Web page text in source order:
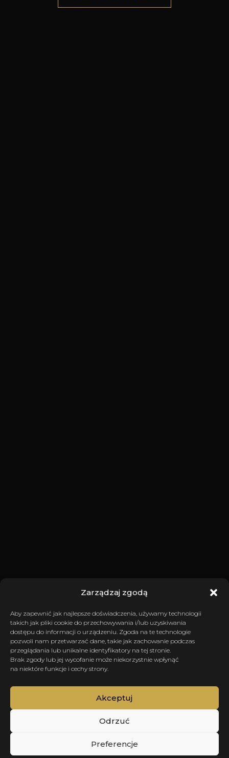
Zarządzaj zgodą
Aby zapewnić jak najlepsze doświadczenia, używamy technologii
takich jak pliki cookie do przechowywania i/lub uzyskiwania
dostępu do informacji o urządzeniu. Zgoda na te technologie
pozwoli nam przetwarzać dane, takie jak zachowanie podczas
przeglądania lub unikalne identyfikatory na tej stronie.
Brak zgody lub jej wycofanie może niekorzystnie wpłynąć
na niektóre funkcje i cechy strony.
Akceptuj
Odrzuć
Preferencje